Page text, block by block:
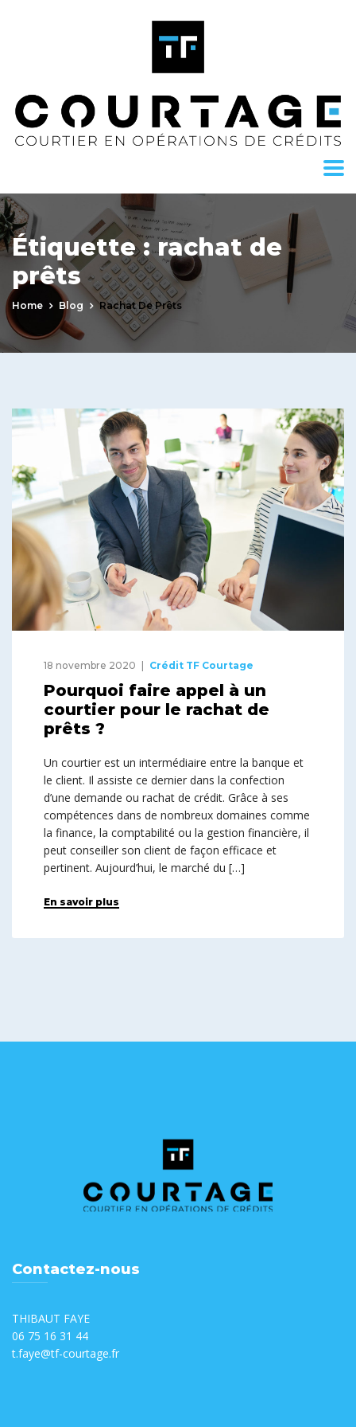
Étiquette :rachat de
prêts
Home Blog Rachat De Prêts
18 novembre 2020 Crédit TF Courtage
Pourquoi faire appel à un
courtier pour le rachat de
prêts ?
Un courtier est un intermédiaire entre la banque et
le client. Il assiste ce dernier dans la confection
d’une demande ou rachat de crédit. Grâce à ses
compétences dans de nombreux domaines comme
la finance, la comptabilité ou la gestion financière, il
peut conseiller son client de façon efficace et
pertinent. Aujourd’hui, le marché du […]
En savoir plus
Contactez-nous
THIBAUT FAYE
06 75 16 31 44
t.faye@tf-courtage.fr